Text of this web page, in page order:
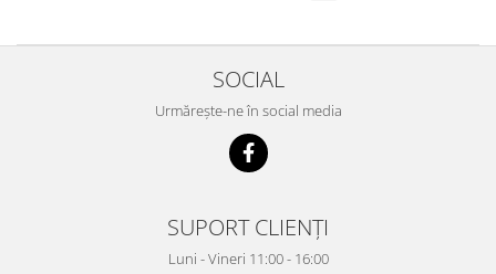
SOCIAL
Urmărește-ne în social media
SUPORT CLIENȚI
Luni - Vineri 11:00 - 16:00